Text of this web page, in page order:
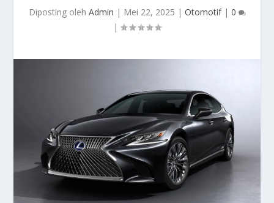
Diposting oleh Admin | Mei 22, 2025 | Otomotif| 0
|